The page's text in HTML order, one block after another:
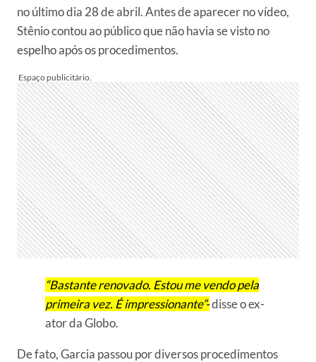
no último dia 28 de abril. Antes de aparecer no vídeo,
Stênio contou ao público que não havia se visto no
espelho após os procedimentos.
“Bastante renovado. Estou me vendo pela
primeira vez. É impressionante”-disse o ex-
ator da Globo.
De fato, Garcia passou por diversos procedimentos